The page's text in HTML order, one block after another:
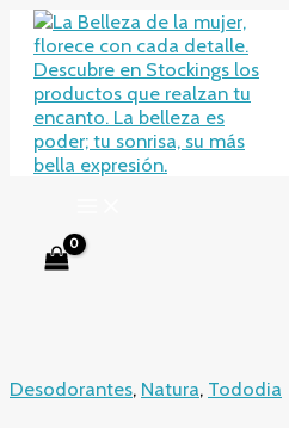
contenido
Desodorantes, Natura, Tododia